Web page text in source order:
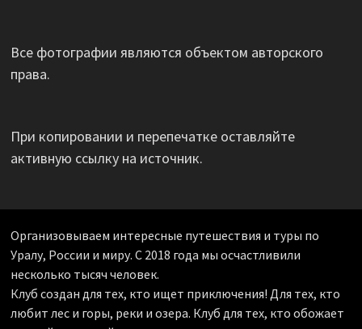
Все фотографии являются объектом авторского
права.
При копировании и перепечатке оставляйте
активную ссылку на источник.
Организовываем интересные путешествия и туры по
Уралу, России и миру. С 2018 года мы осчастливили
несколько тысяч человек.
Клуб создан для тех, кто ищет приключения! Для тех, кто
любит лес и горы, реки и озера. Клуб для тех, кто обожает